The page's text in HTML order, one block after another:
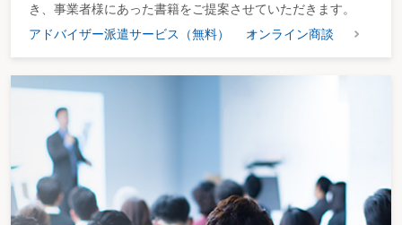
き、事業者様にあった書籍をご提案させていただきます。
アドバイザー派遣サービス（無料）
オンライン商談